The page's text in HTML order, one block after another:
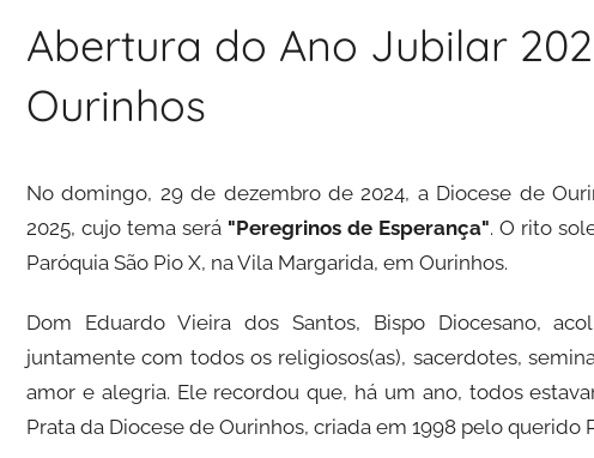
Abertura do Ano Jubilar
Ourinhos
No domingo, 29 de dezembro de 2024, a Diocese de
2025, cujo tema será "Peregrinos de Esperança". O rito
Paróquia São Pio X, na Vila Margarida, em Ourinhos.
Dom Eduardo Vieira dos Santos, Bispo Diocesano,
juntamente com todos os religiosos(as), sacerdotes,
amor e alegria. Ele recordou que, há um ano, todos
Prata da Diocese de Ourinhos, criada em 1998 pelo querido